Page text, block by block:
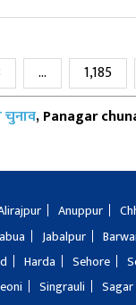
… 1,185
चुनाव, Panagar
Anuppur
Jabalpur
Harda Sehore
Singrauli Sagar